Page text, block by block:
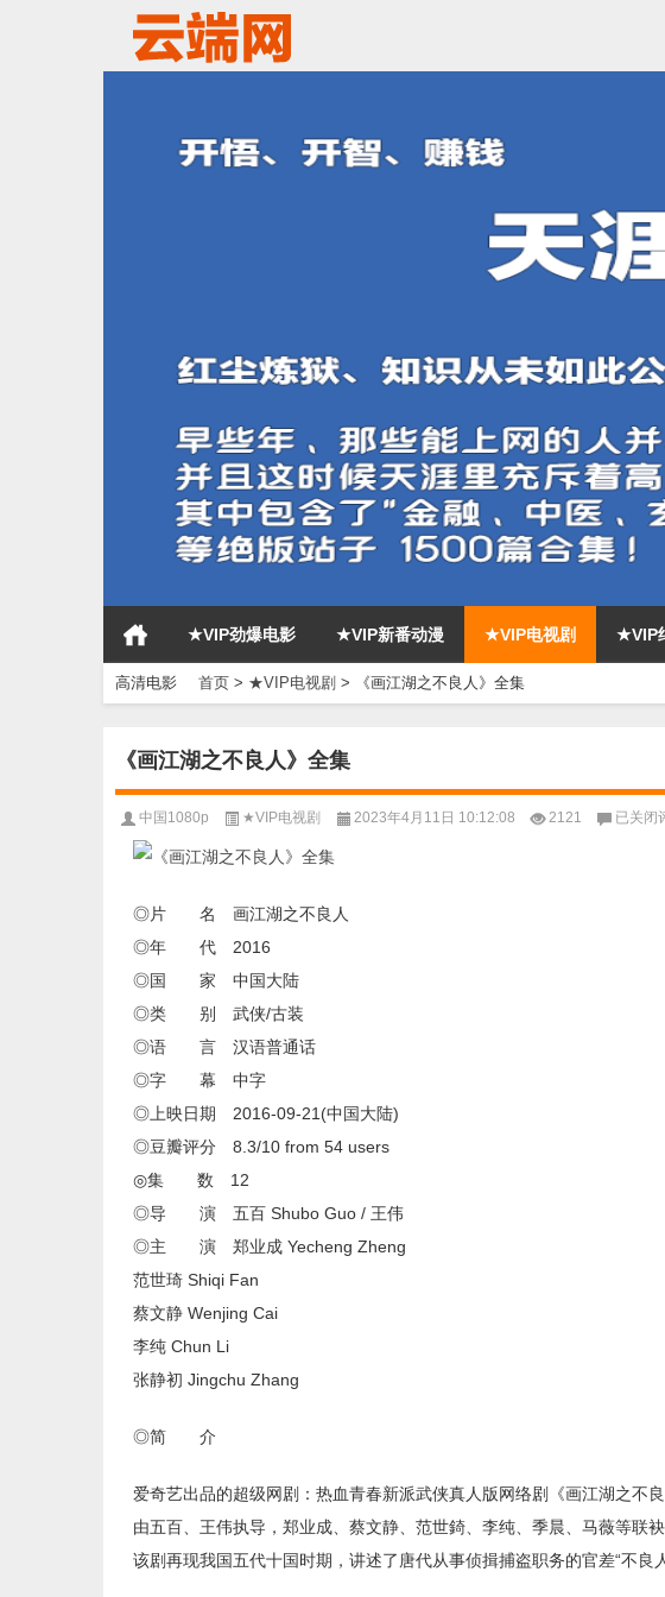
★VIP劲爆电影 ★VIP新番动漫 ★VIP电视剧 ★VIP
高清电影 首页 > ★VIP电视剧 > 《画江湖之不良人》全集
《画江湖之不良人》全集
中国1080p ★VIP电视剧 2023年4月11日 10:12:08 2121
《画
已关闭
◎片 名 画江湖之不良人
◎年 代 2016
◎国 家 中国大陆
◎类 别 武侠/古装
◎语 言 汉语普通话
◎字 幕 中字
◎上映日期 2016-09-21(中国大陆)
◎豆瓣评分 8.3/10 from 54 users
◎集 数 12
◎导 演 五百 Shubo Guo / 王伟
◎主 演 郑业成 Yecheng Zheng
范世琦 Shiqi Fan
蔡文静 Wenjing Cai
李纯 Chun Li
张静初 Jingchu Zhang
◎简 介
爱奇艺出品的超级网剧：热血青春新派武侠真人版网络剧《画江湖之不
由五百、王伟执导，郑业成、蔡文静、范世錡、李纯、季晨、马薇等联
该剧再现我国五代十国时期，讲述了唐代从事侦揖捕盗职务的官差“不良